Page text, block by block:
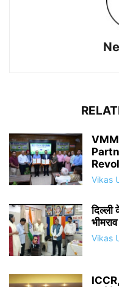
Vikas
दिल्ली
Vikas